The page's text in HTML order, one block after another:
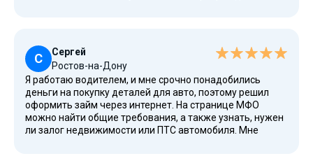
Деньги получила переводом на банковский счет, хотя
можно и наличными в офисе. Удобно, что погасить займ
можно досрочно, а в личном кабинете отображается
дата и период возврата.
С
Сергей
Ростов-на-Дону
Я работаю водителем, и мне срочно понадобились
деньги на покупку деталей для авто, поэтому решил
оформить займ через интернет. На странице МФО
можно найти общие требования, а также узнать, нужен
ли залог недвижимости или ПТС автомобиля. Мне